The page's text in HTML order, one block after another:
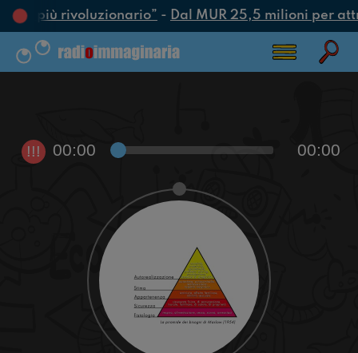
più rivoluzionario”- Dal MUR 25,5 milioni per
!!! 00:00 00:00